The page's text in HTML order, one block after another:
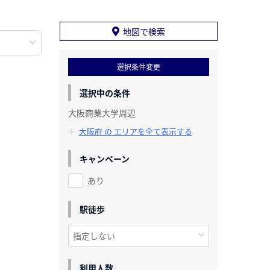
地図で検索
選択条件変更
選択中の条件
大阪商業大学周辺
大阪府 の エリアを全て表示する
キャンペーン
あり
駅徒歩
利用人数